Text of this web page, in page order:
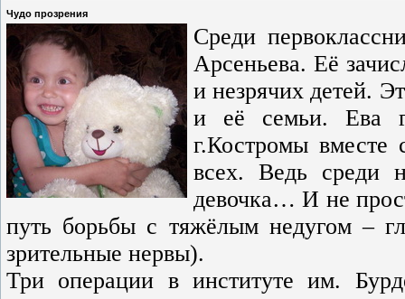
Чудо прозрения
Среди
Арсеньева. Её
и незрячих детей.
и её семьи. Ева
г.Костромы вместе
всех. Ведь среди
девочка… И не
путь борьбы с тяжёлым недугом –
зрительные нервы).
Три операции в институте им.